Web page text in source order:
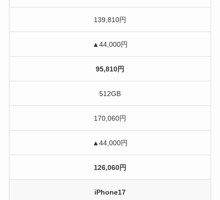
139,810円
▲44,000円
95,810円
512GB
170,060円
▲44,000円
126,060円
iPhone17